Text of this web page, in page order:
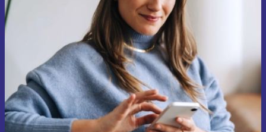
första gången och spara 200 kr!
Missa aldrig ett erbjudande igen.
Begär kupong
Information om användningen av personuppgifter finns i vår
Integritetspolicy.